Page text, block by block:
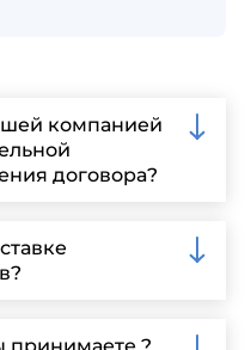
компанией
договора?
почту или
для более
встречи.
собственный